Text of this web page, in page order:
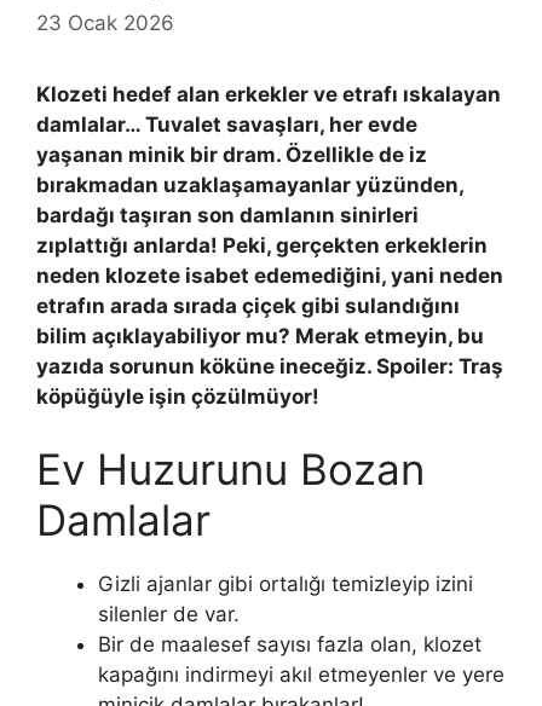
23 Ocak 2026
Klozeti hedef alan erkekler ve etrafı ıskalayan
damlalar… Tuvalet savaşları, her evde
yaşanan minik bir dram. Özellikle de iz
bırakmadan uzaklaşamayanlar yüzünden,
bardağı taşıran son damlanın sinirleri
zıplattığı anlarda! Peki, gerçekten erkeklerin
neden klozete isabet edemediğini, yani neden
etrafın arada sırada çiçek gibi sulandığını
bilim açıklayabiliyor mu? Merak etmeyin, bu
yazıda sorunun köküne ineceğiz. Spoiler: Traş
köpüğüyle işin çözülmüyor!
Ev Huzurunu Bozan
Damlalar
Gizli ajanlar gibi ortalığı temizleyip izini
silenler de var.
Bir de maalesef sayısı fazla olan, klozet
kapağını indirmeyi akıl etmeyenler ve yere